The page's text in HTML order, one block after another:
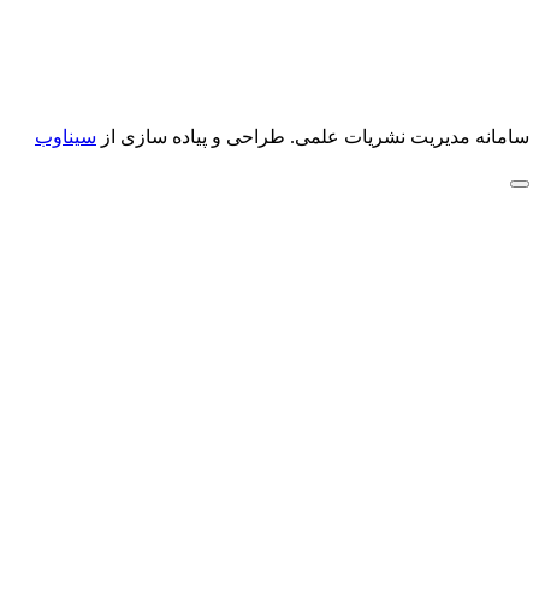
سامانه مدیریت نشریات علمی. طراحی و پیاده سازی از سیناوب